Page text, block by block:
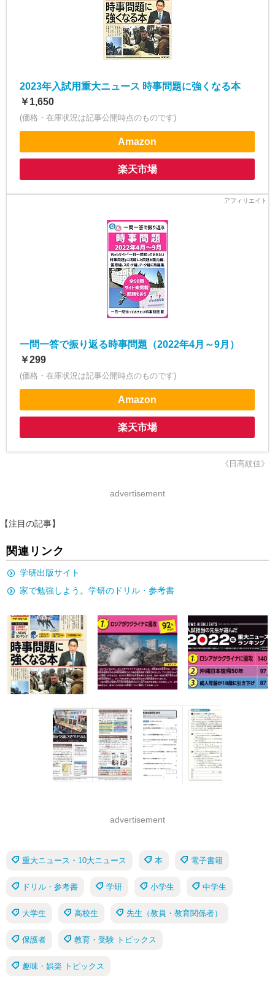
2023年入試用重大ニュース 時事問題に強くなる本
￥1,650
(価格・在庫状況は記事公開時点のものです)
Amazon
楽天市場
一問一答で振り返る時事問題（2022年4月～9月）
￥299
(価格・在庫状況は記事公開時点のものです)
Amazon
楽天市場
《日高紋佳》
advertisement
【注目の記事】
関連リンク
学研出版サイト
家で勉強しよう。学研のドリル・参考書
advertisement
重大ニュース・10大ニュース 本 電子書籍
ドリル・参考書 学研 小学生 中学生
大学生 高校生 先生（教員・教育関係者）
保護者 教育・受験 トピックス
趣味・娯楽 トピックス